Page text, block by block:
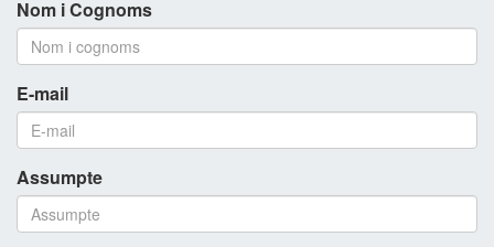
Nom i Cognoms
E-mail
Assumpte